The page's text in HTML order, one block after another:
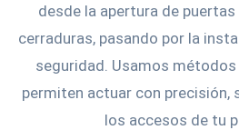
desde la apertura de
cerraduras, pasando por la
seguridad. Usamos
permiten actuar con precisión,
los accesos de tu